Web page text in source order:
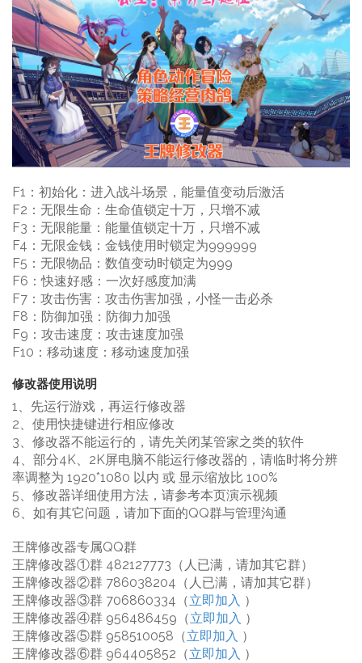
F1：初始化：进入战斗场景，能量值变动后激活
F2：无限生命：生命值锁定十万，只增不减
F3：无限能量：能量值锁定十万，只增不减
F4：无限金钱：金钱使用时锁定为999999
F5：无限物品：数值变动时锁定为999
F6：快速好感：一次好感度加满
F7：攻击伤害：攻击伤害加强，小怪一击必杀
F8：防御加强：防御力加强
F9：攻击速度：攻击速度加强
F10：移动速度：移动速度加强
修改器使用说明
1、先运行游戏，再运行修改器
2、使用快捷键进行相应修改
3、修改器不能运行的，请先关闭某管家之类的软件
4、部分4K、2K屏电脑不能运行修改器的，请临时将分辨
率调整为 1920*1080 以内 或 显示缩放比 100%
5、修改器详细使用方法，请参考本页演示视频
6、如有其它问题，请加下面的QQ群与管理沟通
王牌修改器专属QQ群
王牌修改器①群 482127773（人已满，请加其它群）
王牌修改器②群 786038204（人已满，请加其它群）
王牌修改器③群 706860334（立即加入 ）
王牌修改器④群 956486459（立即加入 ）
王牌修改器⑤群 958510058（立即加入 ）
王牌修改器⑥群 964405852（立即加入 ）